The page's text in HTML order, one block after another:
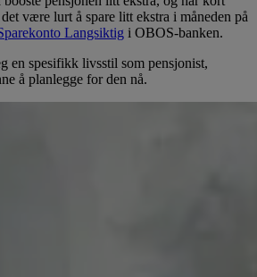
være lurt å spare litt ekstra i måneden på
Langsiktig i OBOS-banken.
en spesifikk livsstil som pensjonist,
å planlegge for den nå.